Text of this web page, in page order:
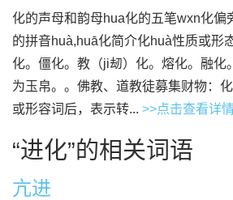
化的声母和韵母hua化的五笔wxn化偏
的拼音huà,huā化简介化huà性质或形
化。僵化。教（ji刼）化。熔化。融化
为玉帛。。佛教、道教徒募集财物：
或形容词后，表示转... >>点击查看详
“进化”的相关词语
亢进